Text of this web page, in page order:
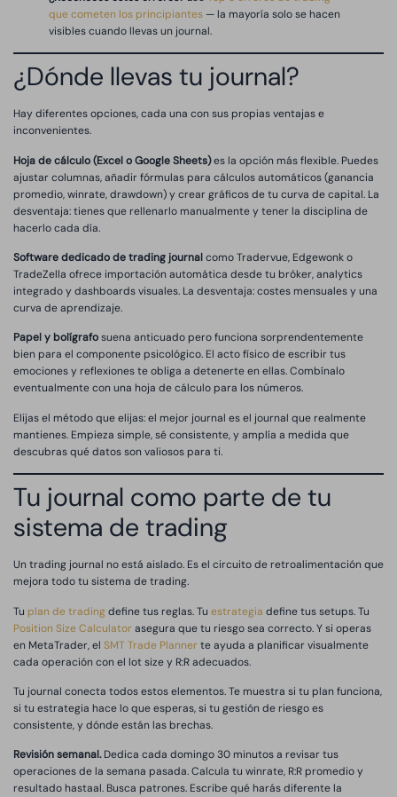
que cometen los principiantes — la mayoría solo se hacen
visibles cuando llevas un journal.
¿Dónde llevas tu journal?
Hay diferentes opciones, cada una con sus propias ventajas e
inconvenientes.
Hoja de cálculo (Excel o Google Sheets)es la opción más flexible. Puedes
ajustar columnas, añadir fórmulas para cálculos automáticos (ganancia
promedio, winrate, drawdown) y crear gráficos de tu curva de capital. La
desventaja: tienes que rellenarlo manualmente y tener la disciplina de
hacerlo cada día.
Software dedicado de trading journalcomo Tradervue, Edgewonk o
TradeZella ofrece importación automática desde tu bróker, analytics
integrado y dashboards visuales. La desventaja: costes mensuales y una
curva de aprendizaje.
Papel y bolígrafosuena anticuado pero funciona sorprendentemente
bien para el componente psicológico. El acto físico de escribir tus
emociones y reflexiones te obliga a detenerte en ellas. Combínalo
eventualmente con una hoja de cálculo para los números.
Elijas el método que elijas: el mejor journal es el journal que realmente
mantienes. Empieza simple, sé consistente, y amplía a medida que
descubras qué datos son valiosos para ti.
Tu journal como parte de tu
sistema de trading
Un trading journal no está aislado. Es el circuito de retroalimentación que
mejora todo tu sistema de trading.
Tu plan de tradingdefine tus reglas. Tu estrategia define tus setups. Tu
Position Size Calculator asegura que tu riesgo sea correcto. Y si operas
en MetaTrader, el SMT Trade Planner te ayuda a planificar visualmente
cada operación con el lot size y R:R adecuados.
Tu journal conecta todos estos elementos. Te muestra si tu plan funciona,
si tu estrategia hace lo que esperas, si tu gestión de riesgo es
consistente, y dónde están las brechas.
Revisión semanal.Dedica cada domingo 30 minutos a revisar tus
operaciones de la semana pasada. Calcula tu winrate, R:R promedio y
resultado hastaal. Busca patrones. Escribe qué harás diferente la